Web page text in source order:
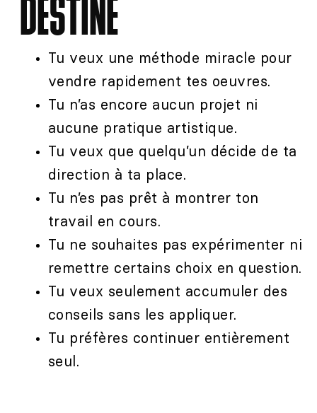
DESTINÉ
Tu veux une méthode miracle pour
vendre rapidement tes oeuvres.
Tu n’as encore aucun projet ni
aucune pratique artistique.
Tu veux que quelqu’un décide de ta
direction à ta place.
Tu n’es pas prêt à montrer ton
travail en cours.
Tu ne souhaites pas expérimenter ni
remettre certains choix en question.
Tu veux seulement accumuler des
conseils sans les appliquer.
Tu préfères continuer entièrement
seul.